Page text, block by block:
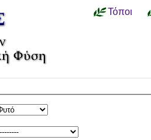
Τόποι